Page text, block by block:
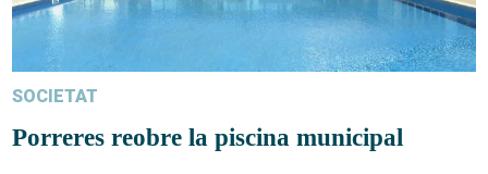
SOCIETAT
Porreres reobre la piscina municipal